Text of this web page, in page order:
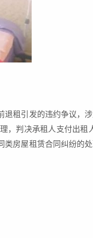
租引发的违约争议，
，判决承租人支付出租
房屋租赁合同纠纷的